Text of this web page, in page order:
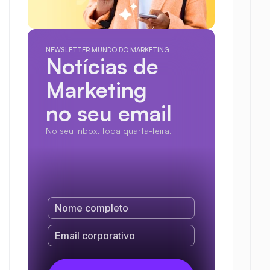
NEWSLETTER MUNDO DO MARKETING
Notícias de
Marketing
no seu email
No seu inbox, toda quarta-feira.